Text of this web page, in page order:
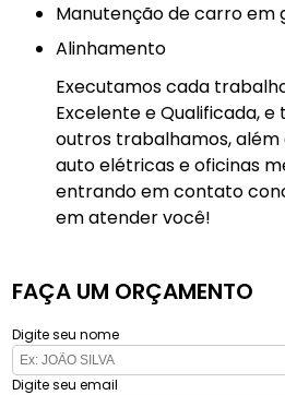
manutenção de carro em
Alinhamento
Executamos cada
Excelente e Qualificada,
outros trabalhamos, além
auto elétricas e oficinas
entrando em contato
em atender você!
FAÇA UM ORÇAMENTO
Digite seu nome
Digite seu email